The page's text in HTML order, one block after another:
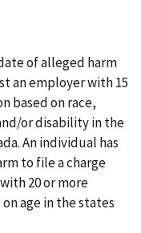
of alleged harm
an employer with 15
based on race,
or disability in the
An individual has
to file a charge
20 or more
age in the states